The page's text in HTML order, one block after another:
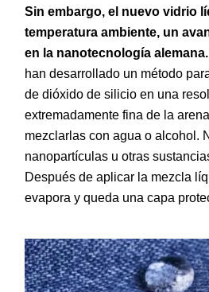
Sin embargo, el nuevo vidrio
temperatura ambiente, un
en la nanotecnología alemana.
han desarrollado un método
de dióxido de silicio en una
extremadamente fina de la
mezclarlas con agua o alcohol.
nanopartículas u otras
Después de aplicar la mezcla
evapora y queda una capa